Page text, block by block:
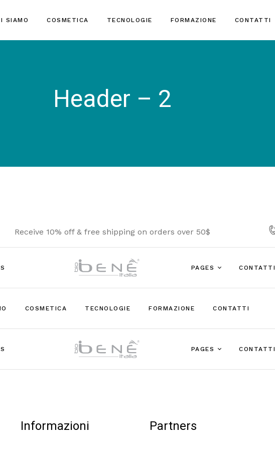
SIAMO COSMETICA TECNOLOGIE FORMAZIONE CONTATTI
Header – 2
Receive 10% off & free shipping on orders over 50$
PAGES CONTATTI
COSMETICA TECNOLOGIE FORMAZIONE CONTATTI
PAGES CONTATTI
Informazioni Partners